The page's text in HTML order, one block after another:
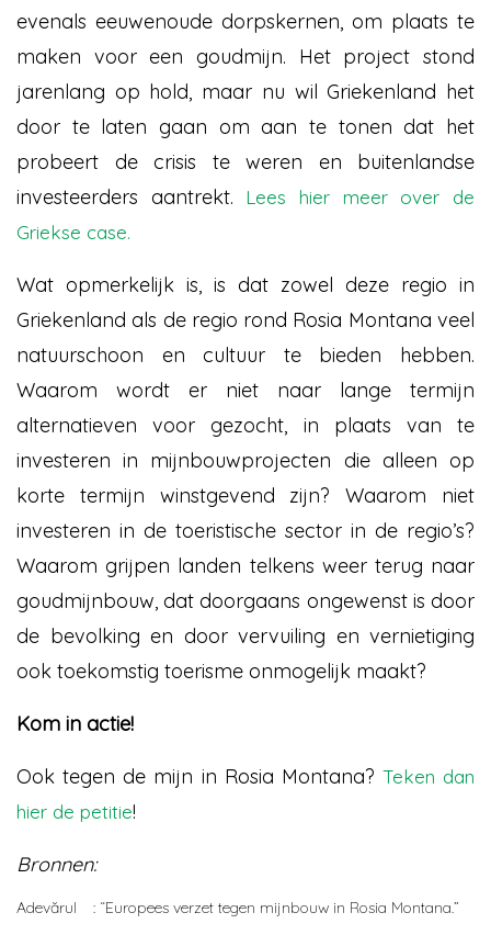
evenals eeuwenoude dorpskernen, om plaats te
maken voor een goudmijn. Het project stond
jarenlang op hold, maar nu wil Griekenland het
door te laten gaan om aan te tonen dat het
probeert de crisis te weren en buitenlandse
investeerders aantrekt. Lees hier meer over de
Griekse case.
Wat opmerkelijk is, is dat zowel deze regio in
Griekenland als de regio rond Rosia Montana veel
natuurschoon en cultuur te bieden hebben.
Waarom wordt er niet naar lange termijn
alternatieven voor gezocht, in plaats van te
investeren in mijnbouwprojecten die alleen op
korte termijn winstgevend zijn? Waarom niet
investeren in de toeristische sector in de regio’s?
Waarom grijpen landen telkens weer terug naar
goudmijnbouw, dat doorgaans ongewenst is door
de bevolking en door vervuiling en vernietiging
ook toekomstig toerisme onmogelijk maakt?
Kom in actie!
Ook tegen de mijn in Rosia Montana? Teken dan
hier de petitie!
Bronnen:
Adevărul : “Europees verzet tegen mijnbouw in Rosia Montana.”